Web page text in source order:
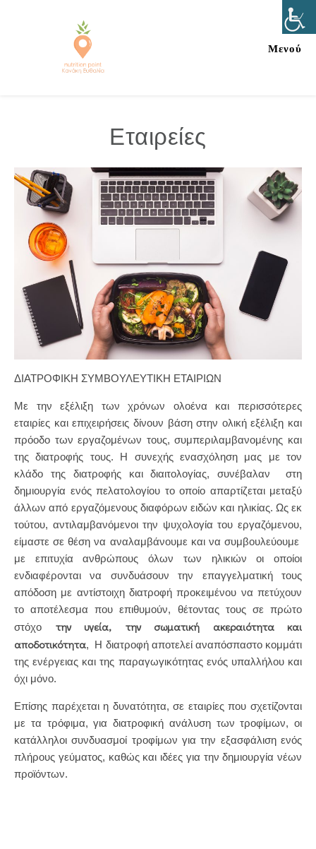
Μενού
Εταιρείες
ΔΙΑΤΡΟΦΙΚΗ ΣΥΜΒΟΥΛΕΥΤΙΚΗ ΕΤΑΙΡΙΩΝ
Με την εξέλιξη των χρόνων ολοένα και περισσότερες
εταιρίες και επιχειρήσεις δίνουν βάση στην ολική εξέλιξη και
πρόοδο των εργαζομένων τους, συμπεριλαμβανομένης και
της διατροφής τους. Η συνεχής ενασχόληση μας με τον
κλάδο της διατροφής και διαιτολογίας, συνέβαλαν στη
δημιουργία ενός πελατολογίου το οποίο απαρτίζεται μεταξύ
άλλων από εργαζόμενους διαφόρων ειδών και ηλικίας. Ως εκ
τούτου, αντιλαμβανόμενοι την ψυχολογία του εργαζόμενου,
είμαστε σε θέση να αναλαμβάνουμε και να συμβουλεύουμε
με επιτυχία ανθρώπους όλων των ηλικιών οι οποίοι
ενδιαφέρονται να συνδυάσουν την επαγγελματική τους
απόδοση με αντίστοιχη διατροφή προκειμένου να πετύχουν
το αποτέλεσμα που επιθυμούν, θέτοντας τους σε πρώτο
στόχο την υγεία,
την σωματική ακεραιότητα και
αποδοτικότητα, Η διατροφή αποτελεί αναπόσπαστο κομμάτι
της ενέργειας και της παραγωγικότητας ενός υπαλλήλου και
όχι μόνο.
Επίσης παρέχεται η δυνατότητα, σε εταιρίες που σχετίζονται
με τα τρόφιμα, για διατροφική ανάλυση των τροφίμων, οι
κατάλληλοι συνδυασμοί τροφίμων για την εξασφάλιση ενός
πλήρους γεύματος, καθώς και ιδέες για την δημιουργία νέων
προϊόντων.